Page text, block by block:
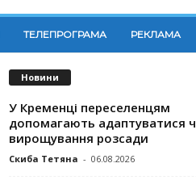
ТЕЛЕПРОГРАМА РЕКЛАМА
Новини
У Кременці переселенцям
допомагають адаптуватися
вирощування розсади
Скиба Тетяна - 06.08.2026